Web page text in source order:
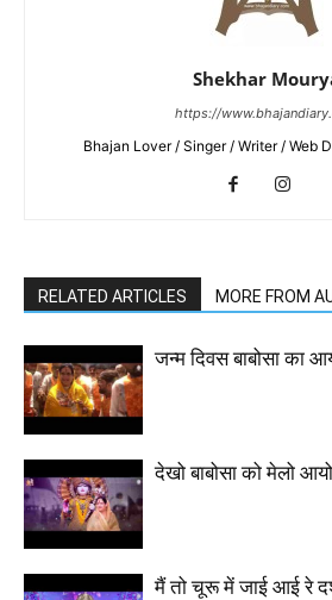
Shekhar
https://
Bhajan Lover / Singer / Writer / Web
RELATED ARTICLES MORE FROM
जन्म दिवस बाबोसा का
देखो बाबोसा को मेलो
मैं तो चूरू में जाई आई रे